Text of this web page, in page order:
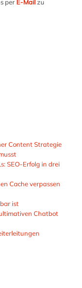
per E-Mailzu
Content Strategie
SEO-Erfolg in drei
Cache verpassen
ist
Chatbot